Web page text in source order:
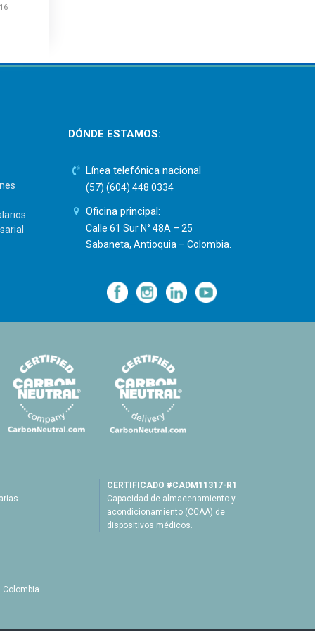
DÓNDE ESTAMOS:
Línea telefónica nacional
(57) (604) 448 0334
Oficina principal:
Calle 61 Sur N° 48A – 25
Sabaneta, Antioquia – Colombia.
CERTIFICADO #CADM11317-R1
Capacidad de almacenamiento y
acondicionamiento (CCAA) de
dispositivos médicos.
Colombia